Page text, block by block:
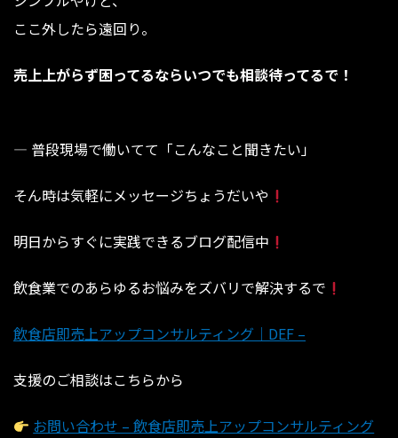
ここ外したら遠回り。
売上上がらず困ってるならいつでも相談待ってるで！
— 普段現場で働いてて「こんなこと聞きたい」⁡⁡⁡⁡⁡⁡⁡⁡⁡⁡⁡⁡⁡⁡⁡⁡⁡⁡⁡
⁡⁡⁡⁡⁡⁡⁡⁡⁡⁡⁡⁡⁡⁡⁡⁡⁡⁡⁡そん時は気軽にメッセージちょうだいや
明日からすぐに実践できるブログ配信中
飲食業でのあらゆるお悩みをズバリで解決するで
飲食店即売上アップコンサルティング｜DEF –
支援のご相談はこちらから
お問い合わせ – 飲食店即売上アップコンサルティング